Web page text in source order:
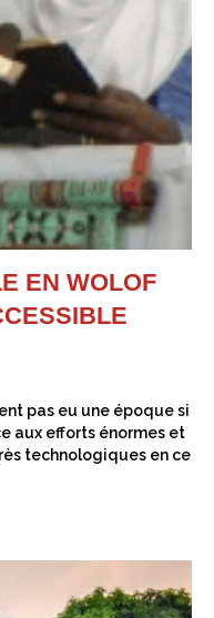
EN WOLOF
pas eu une époque si
aux efforts énormes et
technologiques en ce